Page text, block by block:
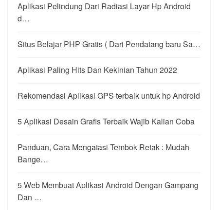
Aplikasi Pelindung Dari Radiasi Layar Hp Android
d…
Situs Belajar PHP Gratis ( Dari Pendatang baru Sa…
Aplikasi Paling Hits Dan Kekinian Tahun 2022
Rekomendasi Aplikasi GPS terbaik untuk hp Android
5 Aplikasi Desain Grafis Terbaik Wajib Kalian Coba
Panduan, Cara Mengatasi Tembok Retak : Mudah
Bange…
5 Web Membuat Aplikasi Android Dengan Gampang
Dan …